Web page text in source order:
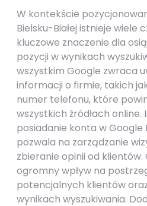
W kontekście
Bielsku-Białej istnieje wiele
kluczowe znaczenie dla
pozycji w wynikach
wszystkim Google zwraca
informacji o firmie, takich
numer telefonu, które
wszystkich źródłach
posiadanie konta w Google
pozwala na zarządzanie
zbieranie opinii od
ogromny wpływ na
potencjalnych klientów
wynikach wyszukiwania.